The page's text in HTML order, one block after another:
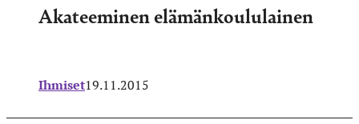
Akateeminen elämänkoululainen
Ihmiset19.11.2015